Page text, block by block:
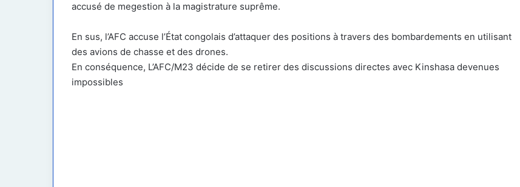
accusé de megestion à la magistrature suprême.
En sus, l’AFC accuse l’État congolais d’attaquer des positions à travers des bombardements en utilisant
des avions de chasse et des drones.
En conséquence, L’AFC/M23 décide de se retirer des discussions directes avec Kinshasa devenues
impossibles